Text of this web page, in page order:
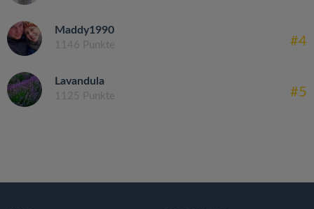
Maddy1990
1146 Punkte #4
Lavandula
1125 Punkte #5